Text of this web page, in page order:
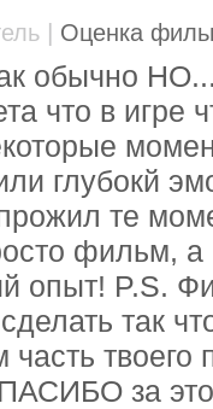
| Оценка
обычно
что в игре
глубокй
те
фильм,
опыт! P.S.
так
часть твоего
за